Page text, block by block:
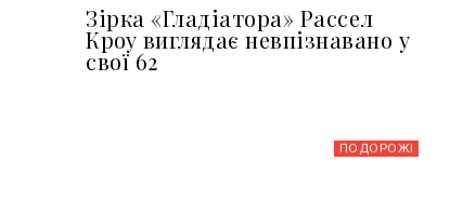
Зірка «Гладіатора» Рассел
Кроу виглядає невпізнавано у
свої 62
ПОДОРОЖІ